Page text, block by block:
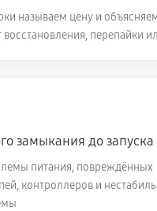
называем цену и
восстановления, перепайки
замыкания до запуска
питания, повреждённых
контроллеров и